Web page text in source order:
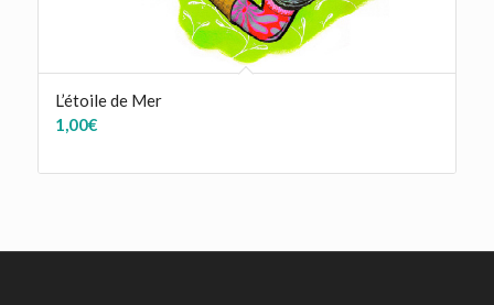
L’étoile de Mer
1,00€